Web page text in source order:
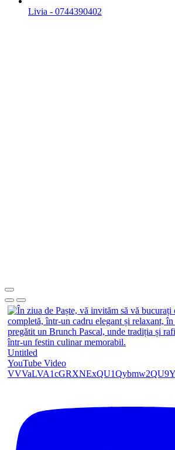
Livia - 0744390402
Untitled
YouTube Video